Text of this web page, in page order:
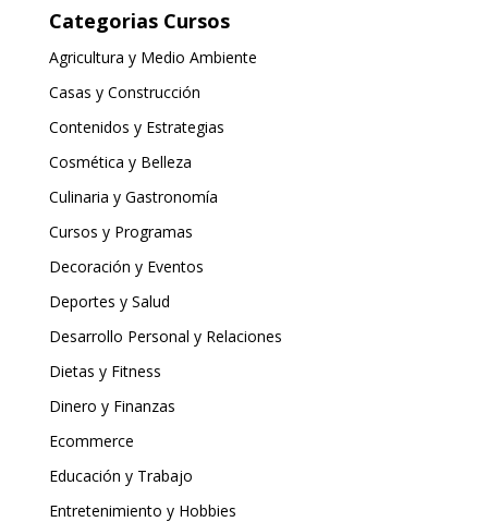
Categorias Cursos
Agricultura y Medio Ambiente
Casas y Construcción
Contenidos y Estrategias
Cosmética y Belleza
Culinaria y Gastronomía
Cursos y Programas
Decoración y Eventos
Deportes y Salud
Desarrollo Personal y Relaciones
Dietas y Fitness
Dinero y Finanzas
Ecommerce
Educación y Trabajo
Entretenimiento y Hobbies